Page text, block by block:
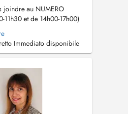
joindre au NUMERO
11h30 et de 14h00-17h00)
email sur
prise en charge de
n'accepte actuellement
la commune ...
Immediato disponibile